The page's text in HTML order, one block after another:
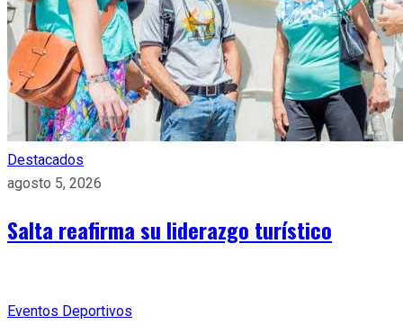
Destacados
agosto 5, 2026
Salta reafirma su liderazgo turístico
Eventos Deportivos